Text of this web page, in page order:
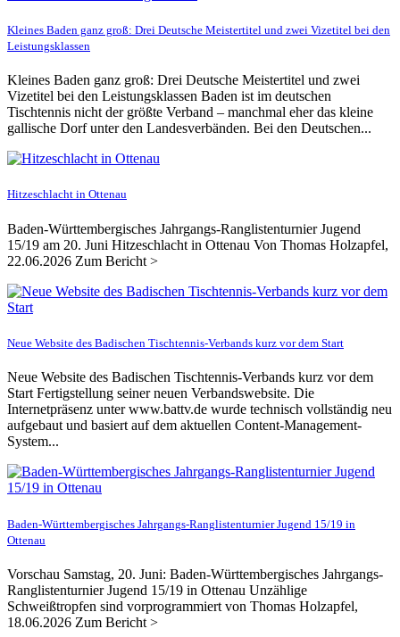
Kleines Baden ganz groß: Drei Deutsche Meistertitel und zwei Vizetitel bei den
Leistungsklassen
Kleines Baden ganz groß: Drei Deutsche Meistertitel und zwei
Vizetitel bei den Leistungsklassen Baden ist im deutschen
Tischtennis nicht der größte Verband – manchmal eher das kleine
gallische Dorf unter den Landesverbänden. Bei den Deutschen...
Hitzeschlacht in Ottenau
Baden-Württembergisches Jahrgangs-Ranglistenturnier Jugend
15/19 am 20. Juni Hitzeschlacht in Ottenau Von Thomas Holzapfel,
22.06.2026 Zum Bericht >
Neue Website des Badischen Tischtennis-Verbands kurz vor dem Start
Neue Website des Badischen Tischtennis-Verbands kurz vor dem
Start Fertigstellung seiner neuen Verbandswebsite. Die
Internetpräsenz unter www.battv.de wurde technisch vollständig neu
aufgebaut und basiert auf dem aktuellen Content-Management-
System...
Baden-Württembergisches Jahrgangs-Ranglistenturnier Jugend 15/19 in
Ottenau
Vorschau Samstag, 20. Juni: Baden-Württembergisches Jahrgangs-
Ranglistenturnier Jugend 15/19 in Ottenau Unzählige
Schweißtropfen sind vorprogrammiert von Thomas Holzapfel,
18.06.2026 Zum Bericht >